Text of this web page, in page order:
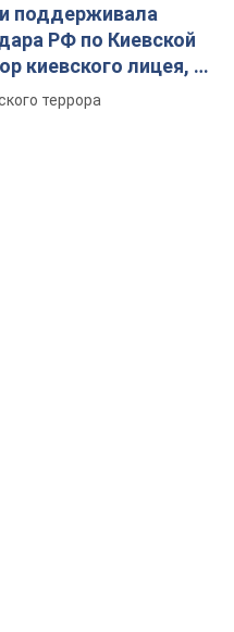
поддерживала
РФ по Киевской
киевского лицея, её
террора